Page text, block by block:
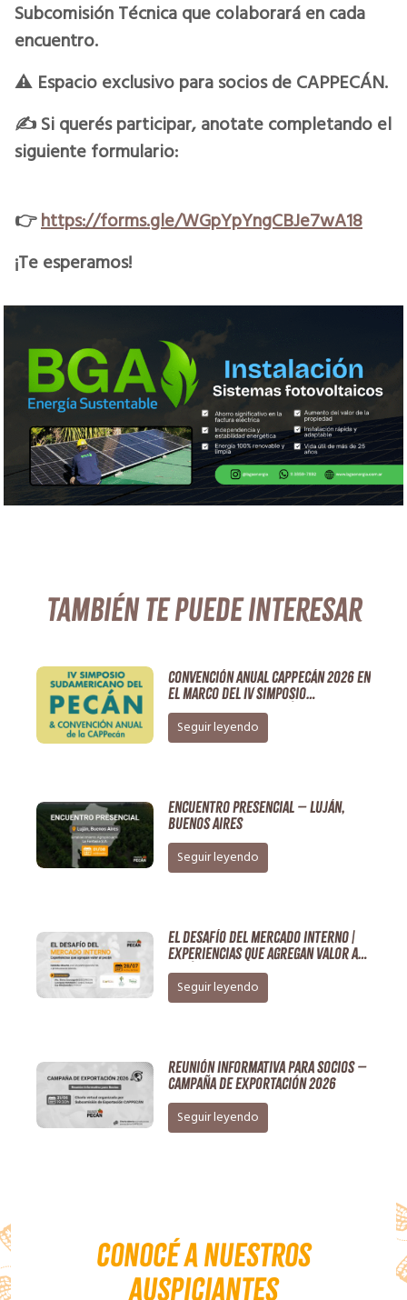
Subcomisión Técnica que colaborará en cada
encuentro.
⚠️ Espacio exclusivo para socios de CAPPECÁN.
✍️ Si querés participar, anotate completando el
siguiente formulario:
👉https://forms.gle/WGpYpYngCBJe7wA18
¡Te esperamos!
También te puede interesar
Convención Anual CAPPECÁN 2026 en
el marco del IV Simposio
Sudamericano de Pecán
Seguir leyendo
Encuentro Presencial – Luján,
Buenos Aires
Seguir leyendo
EL DESAFÍO DEL MERCADO INTERNO |
Experiencias que agregan valor al
pecán
Seguir leyendo
Reunión Informativa para Socios –
Campaña de Exportación 2026
Seguir leyendo
Conocé a nuestros
auspiciantes